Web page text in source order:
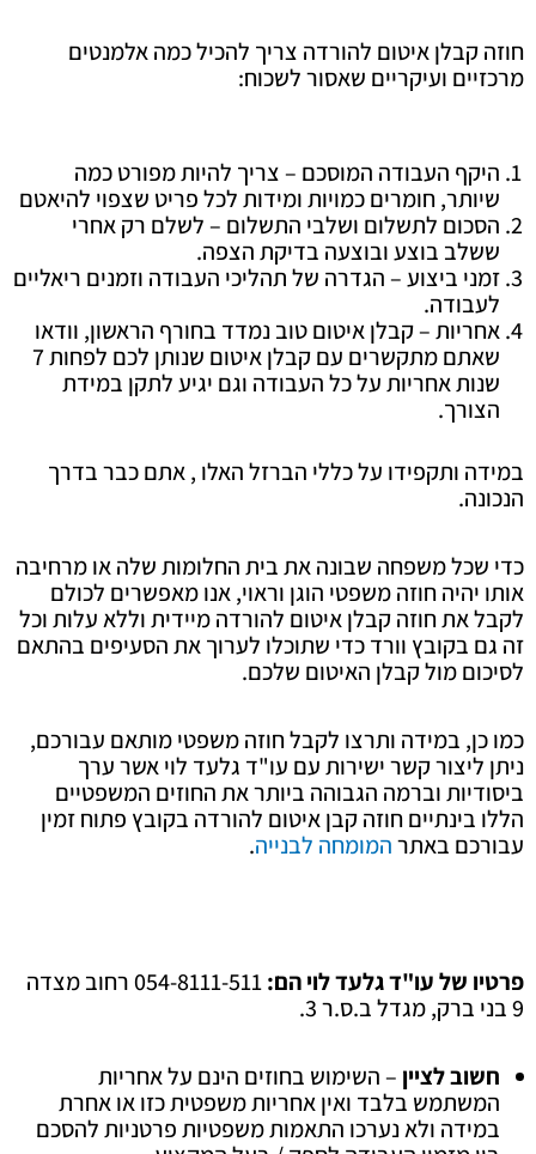
חוזה קבלן איטום להורדה צריך להכיל כמה אלמנטים
מרכזיים ועיקריים שאסור לשכוח:
היקף העבודה המוסכם – צריך להיות מפורט כמה
שיותר, חומרים כמויות ומידות לכל פריט שצפוי להיאטם
הסכום לתשלום ושלבי התשלום – לשלם רק אחרי
ששלב בוצע ובוצעה בדיקת הצפה.
זמני ביצוע – הגדרה של תהליכי העבודה וזמנים ריאליים
לעבודה.
אחריות – קבלן איטום טוב נמדד בחורף הראשון, וודאו
שאתם מתקשרים עם קבלן איטום שנותן לכם לפחות 7
שנות אחריות על כל העבודה וגם יגיע לתקן במידת
הצורך.
במידה ותקפידו על כללי הברזל האלו , אתם כבר בדרך
הנכונה.
כדי שכל משפחה שבונה את בית החלומות שלה או מרחיבה
אותו יהיה חוזה משפטי הוגן וראוי, אנו מאפשרים לכולם
לקבל את חוזה קבלן איטום להורדה מיידית וללא עלות וכל
זה גם בקובץ וורד כדי שתוכלו לערוך את הסעיפים בהתאם
לסיכום מול קבלן האיטום שלכם.
כמו כן, במידה ותרצו לקבל חוזה משפטי מותאם עבורכם,
ניתן ליצור קשר ישירות עם עו"ד גלעד לוי אשר ערך
ביסודיות וברמה הגבוהה ביותר את החוזים המשפטיים
הללו בינתיים חוזה קבן איטום להורדה בקובץ פתוח זמין
עבורכם באתרהמומחה לבנייה.
פרטיו של עו"ד גלעד לוי הם:
054-8111-511 רחוב מצדה
9 בני ברק, מגדל ב.ס.ר 3.
חשוב לציין – השימוש בחוזים הינם על אחריות
המשתמש בלבד ואין אחריות משפטית כזו או אחרת
במידה ולא נערכו התאמות משפטיות פרטניות להסכם